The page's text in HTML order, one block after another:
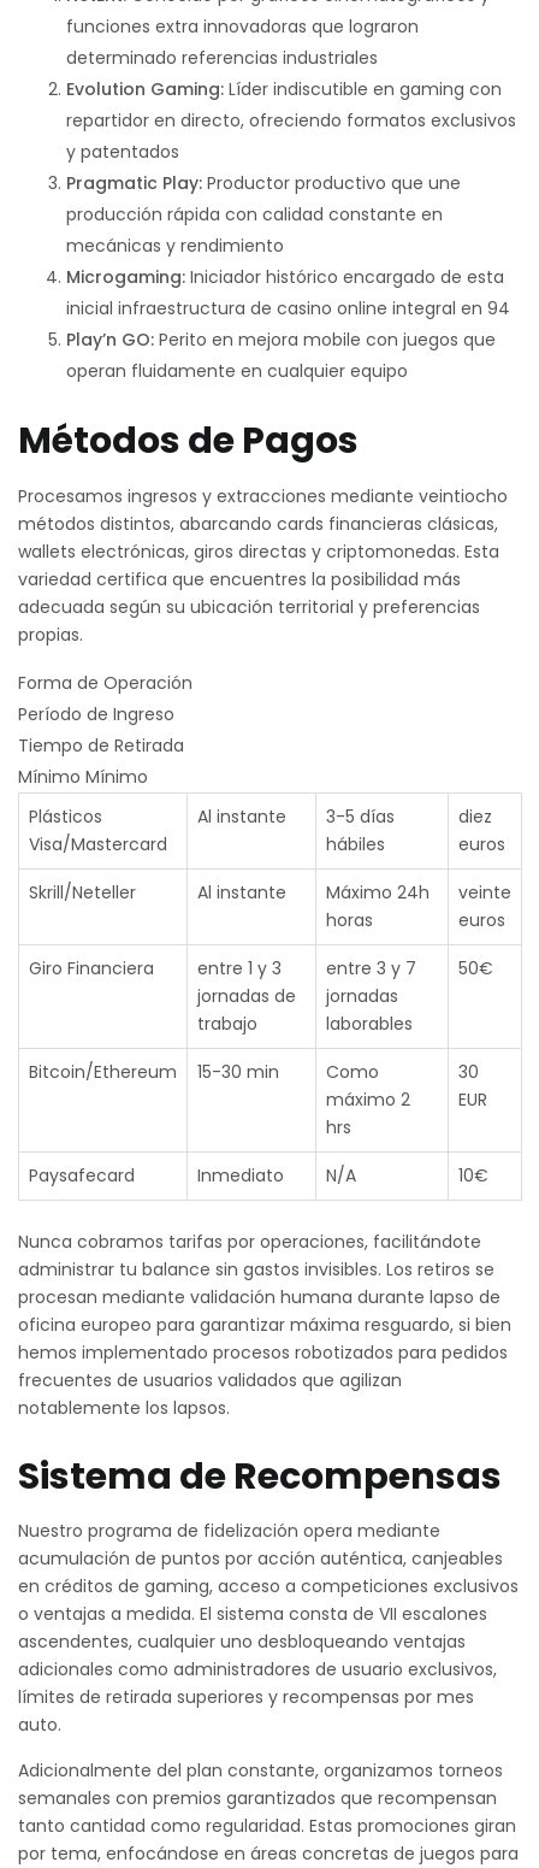
funciones extra innovadoras que lograron
determinado referencias industriales
Evolution Gaming: Líder indiscutible en gaming con
repartidor en directo, ofreciendo formatos exclusivos
y patentados
Pragmatic Play: Productor productivo que une
producción rápida con calidad constante en
mecánicas y rendimiento
Microgaming: Iniciador histórico encargado de esta
inicial infraestructura de casino online integral en 94
Play’n GO: Perito en mejora mobile con juegos que
operan fluidamente en cualquier equipo
Métodos de Pagos
Procesamos ingresos y extracciones mediante veintiocho
métodos distintos, abarcando cards financieras clásicas,
wallets electrónicas, giros directas y criptomonedas. Esta
variedad certifica que encuentres la posibilidad más
adecuada según su ubicación territorial y preferencias
propias.
Forma de Operación
Período de Ingreso
Tiempo de Retirada
Mínimo Mínimo
Plásticos
Visa/Mastercard
Al instante
3-5 días
hábiles
diez
euros
Skrill/Neteller
Al instante
Máximo 24h
horas
veinte
euros
Giro Financiera
entre 1 y 3
jornadas de
trabajo
entre 3 y 7
jornadas
laborables
50€
Bitcoin/Ethereum 15-30 min
Como
máximo 2
hrs
30
EUR
Paysafecard Inmediato N/A 10€
Nunca cobramos tarifas por operaciones, facilitándote
administrar tu balance sin gastos invisibles. Los retiros se
procesan mediante validación humana durante lapso de
oficina europeo para garantizar máxima resguardo, si bien
hemos implementado procesos robotizados para pedidos
frecuentes de usuarios validados que agilizan
notablemente los lapsos.
Sistema de Recompensas
Nuestro programa de fidelización opera mediante
acumulación de puntos por acción auténtica, canjeables
en créditos de gaming, acceso a competiciones exclusivos
o ventajas a medida. El sistema consta de VII escalones
ascendentes, cualquier uno desbloqueando ventajas
adicionales como administradores de usuario exclusivos,
límites de retirada superiores y recompensas por mes
auto.
Adicionalmente del plan constante, organizamos torneos
semanales con premios garantizados que recompensan
tanto cantidad como regularidad. Estas promociones giran
por tema, enfocándose en áreas concretas de juegos para